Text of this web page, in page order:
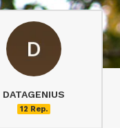
DATAGENIUS
12 Rep.